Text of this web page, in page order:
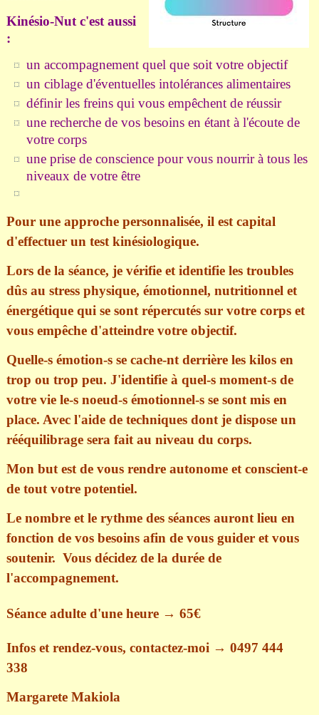
Kinésio-Nut c'est aussi
:
un accompagnement quel que soit votre objectif
un ciblage d'éventuelles intolérances alimentaires
définir les freins qui vous empêchent de réussir
une recherche de vos besoins en étant à l'écoute de
votre corps
une prise de conscience pour vous nourrir à tous les
niveaux de votre être
Pour une approche personnalisée, il est capital
d'effectuer un test kinésiologique.
Lors de la séance, je vérifie et identifie les troubles
dûs au stressphysique, émotionnel, nutritionnel et
énergétiquequi se sont répercutés sur votre corps et
vous empêche d'atteindre votre objectif.
Quelle-s émotion-s se cache-nt derrière les kilos en
trop ou trop peu. J'identifie à quel-s moment-s de
votre vie le-s noeud-s émotionnel-s se sont mis en
place. Avec l'aide de techniques dont je dispose un
rééquilibrage sera fait au niveau du corps.
Mon but est de vous rendre autonome et conscient-e
de tout votre potentiel.
Le nombre et le rythme des séances auront lieu en
fonction de vos besoins afin de vous guider et vous
soutenir.Vous décidez de la durée de
l'accompagnement.
Séance adulte d'une heure → 65€
Infos et rendez-vous, contactez-moi → 0497 444
338
Margarete Makiola